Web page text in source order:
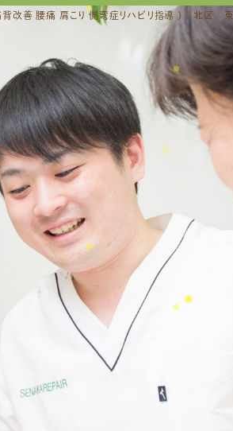
改善 腰痛 肩こり 側弯症リハビリ指導 ) | 北区